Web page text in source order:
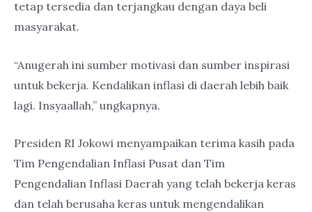
tetap tersedia dan terjangkau dengan daya beli
masyarakat.
“Anugerah ini sumber motivasi dan sumber inspirasi
untuk bekerja. Kendalikan inflasi di daerah lebih baik
lagi. Insyaallah,” ungkapnya.
Presiden RI Jokowi menyampaikan terima kasih pada
Tim Pengendalian Inflasi Pusat dan Tim
Pengendalian Inflasi Daerah yang telah bekerja keras
dan telah berusaha keras untuk mengendalikan